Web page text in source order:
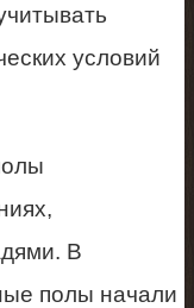
условий
В
полы начали